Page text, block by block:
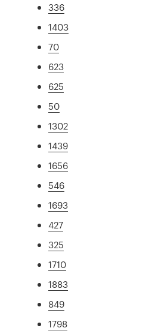
336
1403
70
623
625
50
1302
1439
1656
546
1693
427
325
1710
1883
849
1798